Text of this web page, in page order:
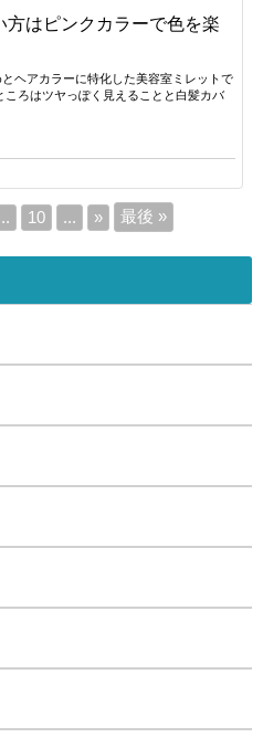
はピンクカラーで色を楽
ヘアカラーに特化した美容室ミレットで
ろはツヤっぽく見えることと白髪カバ
10 ... » 最後 »